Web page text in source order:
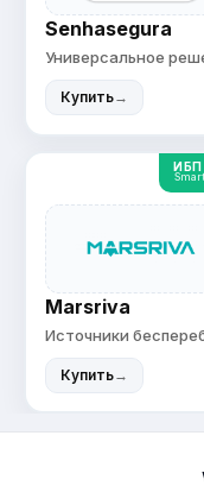
Senhasegura
Купить→
ИБП
Marsriva
Купить→